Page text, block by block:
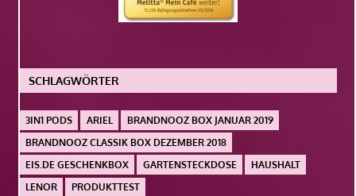
SCHLAGWÖRTER
3IN1 PODS ARIEL
BRANDNOOZ BOX JANUAR 2019
BRANDNOOZ CLASSIK BOX DEZEMBER 2018
EIS.DE GESCHENKBOX
GARTENSTECKDOSE
HAUSHALT
LENOR
PRODUKTTEST